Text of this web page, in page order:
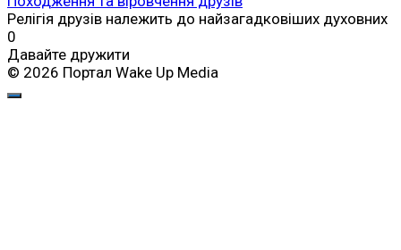
Релігія друзів належить до найзагадковіших духовних
0
Давайте дружити
© 2026 Портал Wake Up Media